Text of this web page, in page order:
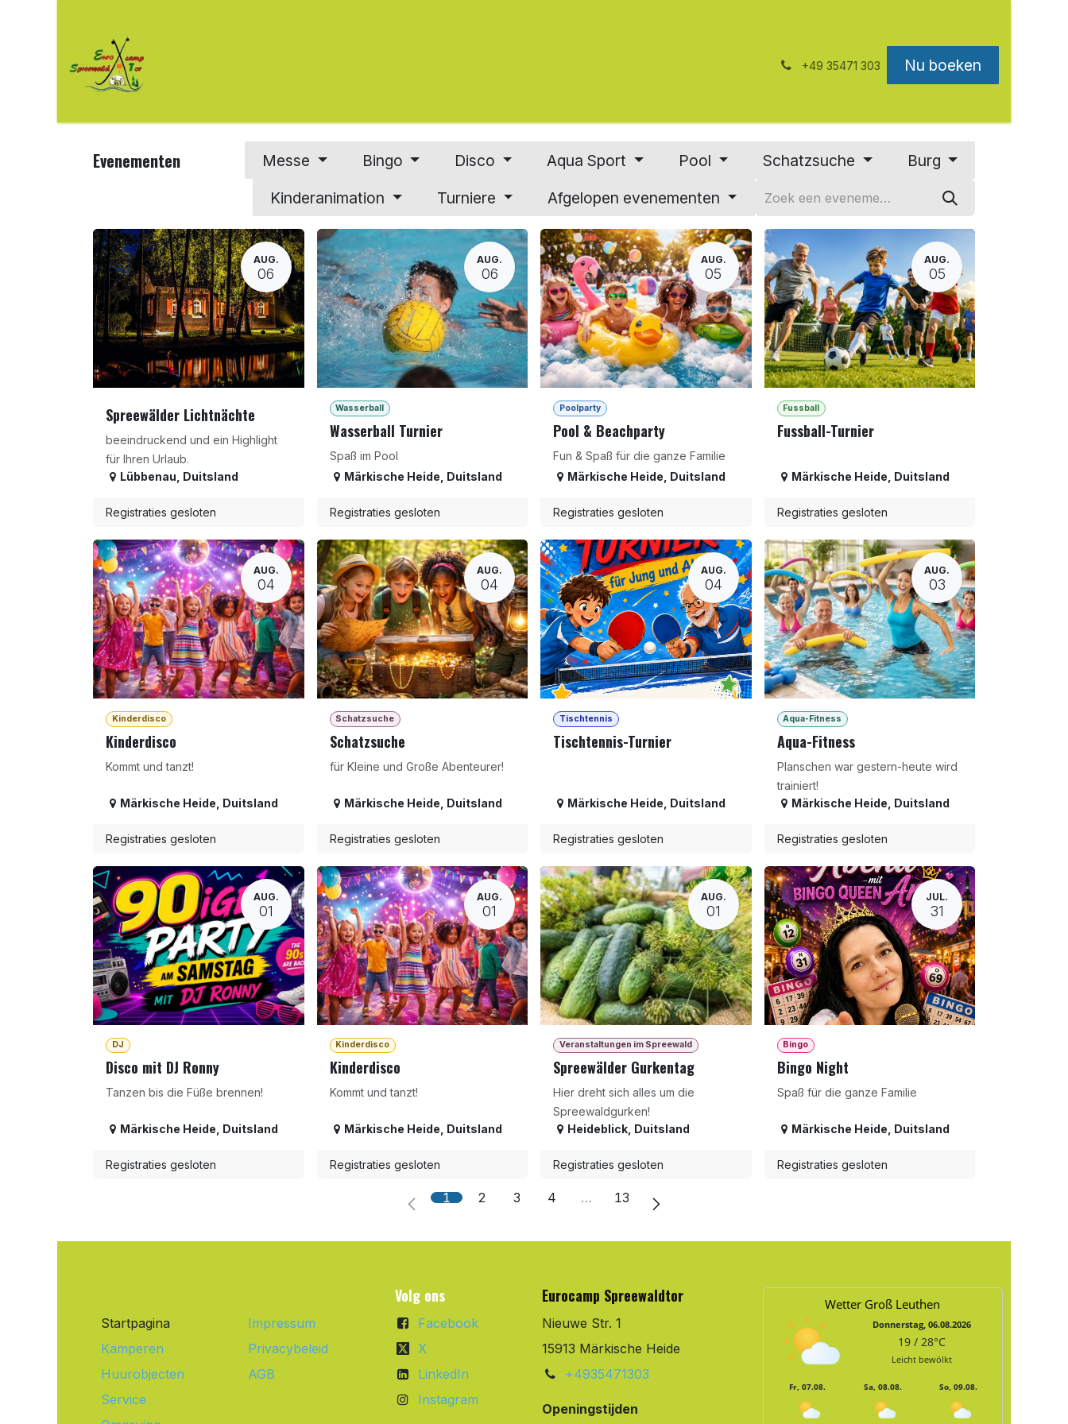
+49 35471 303 Nu boeken
Evenementen Messe Bingo Disco Aqua Sport Pool Schatzsuche
Burg
Kinderanimation
Turniere Afgelopen evenementen
AUG.
06
Spreewälder Lichtnächte
beeindruckend und ein Highlight
für Ihren Urlaub.
Lübbenau Duitsland
Registraties gesloten
AUG.
06
Wasserball
Wasserball Turnier
Spaß im Pool
Märkische Heide Duitsland
Registraties gesloten
AUG.
05
Poolparty
Pool & Beachparty
Fun & Spaß für die ganze Familie
Märkische Heide Duitsland
Registraties gesloten
AUG.
05
Fussball
Fussball-Turnier
Märkische Heide Duitsland
Registraties gesloten
AUG.
04
Kinderdisco
Kinderdisco
Kommt und tanzt!
Märkische Heide Duitsland
Registraties gesloten
AUG.
04
Schatzsuche
Schatzsuche
für Kleine und Große Abenteurer!
Märkische Heide Duitsland
Registraties gesloten
AUG.
04
Tischtennis
Tischtennis-Turnier
Märkische Heide Duitsland
Registraties gesloten
AUG.
03
Aqua-Fitness
Aqua-Fitness
Planschen war gestern-heute wird
trainiert!
Märkische Heide Duitsland
Registraties gesloten
AUG.
01
DJ
Disco mit DJ Ronny
Tanzen bis die Füße brennen!
Märkische Heide Duitsland
Registraties gesloten
AUG.
01
Kinderdisco
Kinderdisco
Kommt und tanzt!
Märkische Heide Duitsland
Registraties gesloten
AUG.
01
Veranstaltungen im Spreewald
Spreewälder Gurkentag
Hier dreht sich alles um die
Spreewaldgurken!
Heideblick Duitsland
Registraties gesloten
JUL.
31
Bingo
Bingo Night
Spaß für die ganze Familie
Märkische Heide Duitsland
Registraties gesloten
1 2 3 4 … 13
Startpagina
Kamperen
Huurobjecten
Service
Volg ons
Facebook
X
LinkedIn
Instagram
Eurocamp Spreewaldtor
Nieuwe Str. 1
15913 Märkische Heide
+4935471303
Openingstijden
Wetter Groß Leuthen
Donnerstag, 06.08.2026
19 / 28°C
Leicht bewölkt
Fr, 07.08. Sa, 08.08. So, 09.08.
Impressum
Privacybeleid
AGB